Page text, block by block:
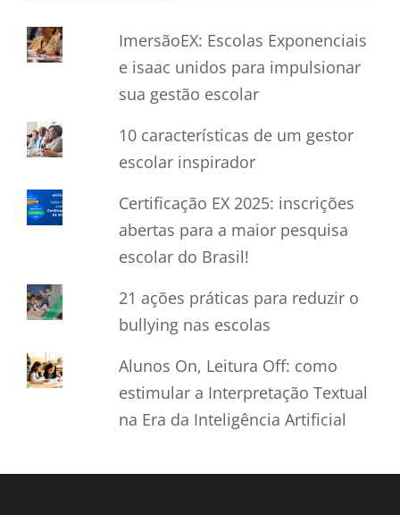
ImersãoEX: Escolas Exponenciais
e isaac unidos para impulsionar
sua gestão escolar
10 características de um gestor
escolar inspirador
Certificação EX 2025: inscrições
abertas para a maior pesquisa
escolar do Brasil!
21 ações práticas para reduzir o
bullying nas escolas
Alunos On, Leitura Off: como
estimular a Interpretação Textual
na Era da Inteligência Artificial